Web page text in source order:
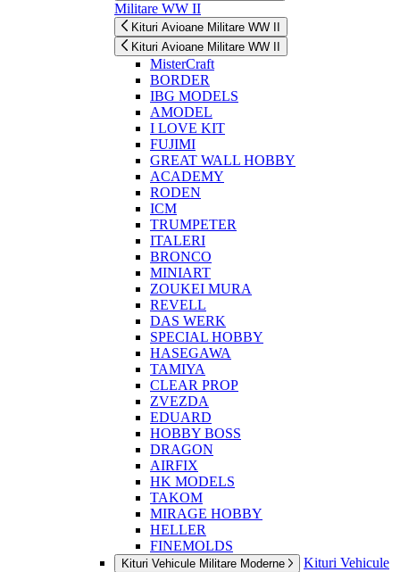
Militare WW II
Kituri Avioane Militare WW II
Kituri Avioane Militare WW II
MisterCraft
BORDER
IBG MODELS
AMODEL
I LOVE KIT
FUJIMI
GREAT WALL HOBBY
ACADEMY
RODEN
ICM
TRUMPETER
ITALERI
BRONCO
MINIART
ZOUKEI MURA
REVELL
DAS WERK
SPECIAL HOBBY
HASEGAWA
TAMIYA
CLEAR PROP
ZVEZDA
EDUARD
HOBBY BOSS
DRAGON
AIRFIX
HK MODELS
TAKOM
MIRAGE HOBBY
HELLER
FINEMOLDS
Kituri Vehicule Militare Moderne
Kituri Vehicule